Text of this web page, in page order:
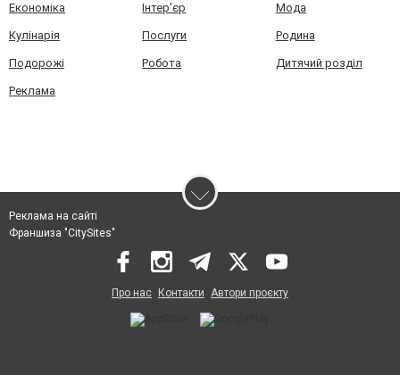
Економіка Інтер'єр Мода
Кулінарія Послуги Родина
Подорожі Робота Дитячий розділ
Реклама
Реклама на сайті
Франшиза "CitySites"
Про нас Контакти Автори проєкту